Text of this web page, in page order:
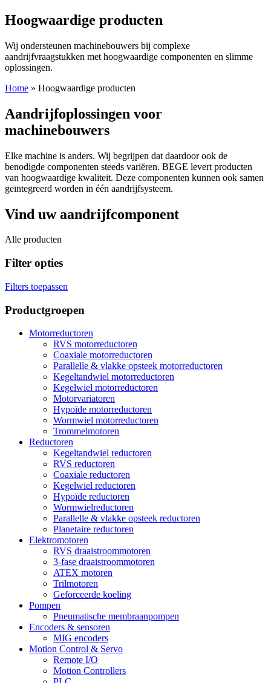
Hoogwaardige producten
Wij ondersteunen machinebouwers bij complexe
aandrijfvraagstukken met hoogwaardige componenten en slimme
oplossingen.
Home » Hoogwaardige producten
Aandrijfoplossingen voor
machinebouwers
Elke machine is anders. Wij begrijpen dat daardoor ook de
benodigde componenten steeds variëren. BEGE levert producten
van hoogwaardige kwaliteit. Deze componenten kunnen ook samen
geïntegreerd worden in één aandrijfsysteem.
Vind uw aandrijfcomponent
Alle producten
Filter opties
Filters toepassen
Productgroepen
Motorreductoren
RVS motorreductoren
Coaxiale motorreductoren
Parallelle & vlakke opsteek motorreductoren
Kegeltandwiel motorreductoren
Kegelwiel motorreductoren
Motorvariatoren
Hypoïde motorreductoren
Wormwiel motorreductoren
Trommelmotoren
Reductoren
Kegeltandwiel reductoren
RVS reductoren
Coaxiale reductoren
Kegelwiel reductoren
Hypoïde reductoren
Wormwielreductoren
Parallelle & vlakke opsteek reductoren
Planetaire reductoren
Elektromotoren
RVS draaistroommotoren
3-fase draaistroommotoren
ATEX motoren
Trilmotoren
Geforceerde koeling
Pompen
Pneumatische membraanpompen
Encoders & sensoren
MIG encoders
Motion Control & Servo
Remote I/O
Motion Controllers